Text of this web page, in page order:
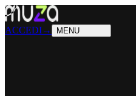
ACCEDI→ MENU
PRODOTTI Cosa sappiamo fare
SOLUZIONIChi possiamo aiutare